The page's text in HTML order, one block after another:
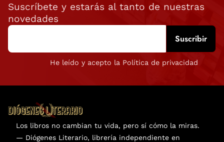
Suscríbete y estarás al tanto de nuestras
novedades
He leído y acepto la Política de privacidad
Los libros no cambian tu vida, pero sí cómo la miras.
— Diógenes Literario, librería independiente en